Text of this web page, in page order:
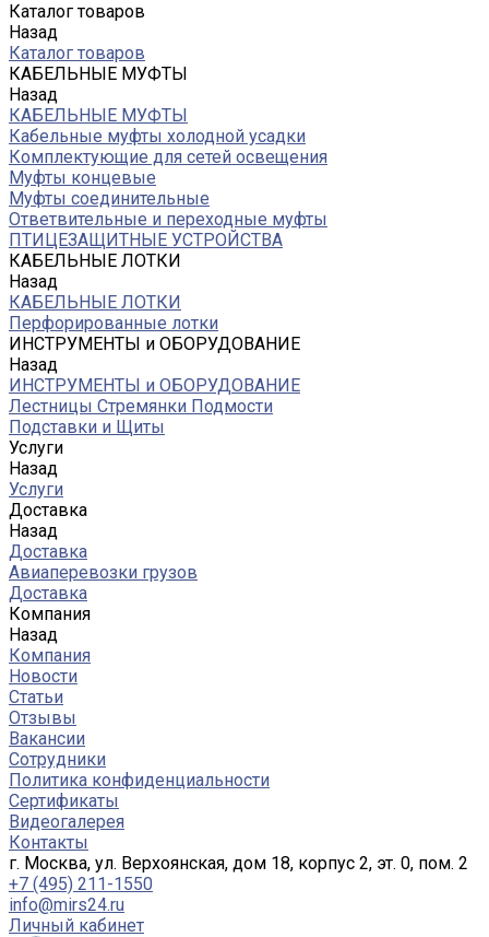
Каталог товаров
Назад
Каталог товаров
КАБЕЛЬНЫЕ МУФТЫ
Назад
КАБЕЛЬНЫЕ МУФТЫ
Кабельные муфты холодной усадки
Комплектующие для сетей освещения
Муфты концевые
Муфты соединительные
Ответвительные и переходные муфты
ПТИЦЕЗАЩИТНЫЕ УСТРОЙСТВА
КАБЕЛЬНЫЕ ЛОТКИ
Назад
КАБЕЛЬНЫЕ ЛОТКИ
Перфорированные лотки
ИНСТРУМЕНТЫ и ОБОРУДОВАНИЕ
Назад
ИНСТРУМЕНТЫ и ОБОРУДОВАНИЕ
Лестницы Стремянки Подмости
Подставки и Щиты
Услуги
Назад
Услуги
Доставка
Назад
Доставка
Авиаперевозки грузов
Доставка
Компания
Назад
Компания
Новости
Статьи
Отзывы
Вакансии
Сотрудники
Политика конфиденциальности
Сертификаты
Видеогалерея
Контакты
г. Москва, ул. Верхоянская, дом 18, корпус 2, эт. 0, пом. 2
+7 (495) 211-1550
info@mirs24.ru
Личный кабинет